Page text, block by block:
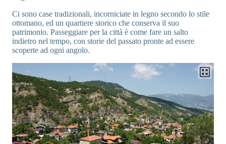
Ci sono case tradizionali, incorniciate in legno secondo lo stile
ottomano, ed un quartiere storico che conserva il suo
patrimonio. Passeggiare per la città è come fare un salto
indietro nel tempo, con storie del passato pronte ad essere
scoperte ad ogni angolo.